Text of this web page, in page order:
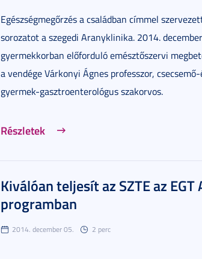
Egészségmegőrzés a családban címmel
sorozatot a szegedi Aranyklinika. 2014.
gyermekkorban előforduló emésztőszervi
a vendége Várkonyi Ágnes professzor,
gyermek-gasztroenterológus szakorvos.
Részletek
Kiválóan teljesít az SZTE az EGT
programban
2014. december 05. 2 perc